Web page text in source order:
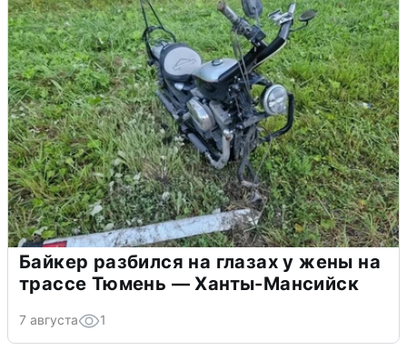
Байкер разбился на глазах у жены на
трассе Тюмень — Ханты-Мансийск
7 августа 1